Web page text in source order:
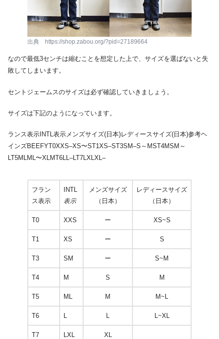
出典 https://shop.zabou.org/?pid=27189664
なので最低3センチは縮むことを想定した上で、サイズを選ばないと失
敗してしまいます。
セントジェームスのサイズは必ず確認していきましょう。
サイズは下記のようになっています。
ランス表示INTL表示メンズサイズ(日本)レディースサイズ(日本)参考ヘ
インズBEEFYT0XXS–XS〜ST1XS–ST3SM–S～MST4MSM～
LT5MLML〜XLMT6LL–LT7LXLXL–
フラン
ス表示
INTL
表示
メンズサイズ
（日本）
レディースサイズ
（日本）
T0 XXS ー XS~S
T1 XS ー S
T3 SM ー S~M
T4 M S M
T5 ML M M~L
T6 L~XL
T7 LXL XL